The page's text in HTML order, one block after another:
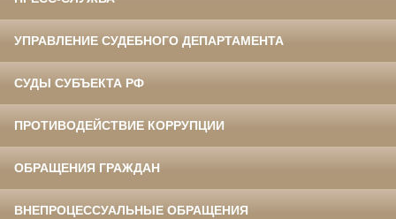
УПРАВЛЕНИЕ СУДЕБНОГО ДЕПАРТАМЕНТА
СУДЫ СУБЪЕКТА РФ
ПРОТИВОДЕЙСТВИЕ КОРРУПЦИИ
ОБРАЩЕНИЯ ГРАЖДАН
ВНЕПРОЦЕССУАЛЬНЫЕ ОБРАЩЕНИЯ